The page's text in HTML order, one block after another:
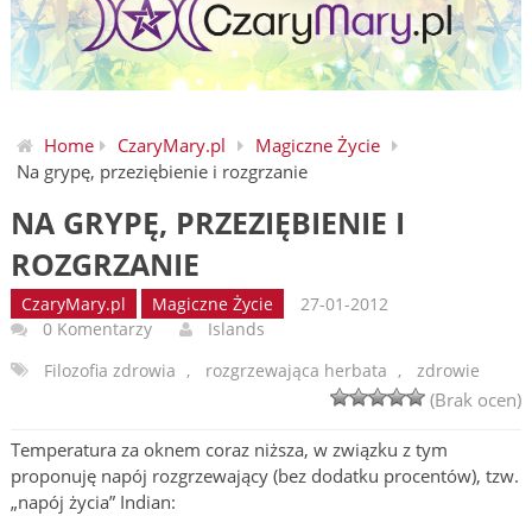
Home CzaryMary.pl
Magiczne Życie
Na grypę, przeziębienie i rozgrzanie
NA GRYPĘ, PRZEZIĘBIENIE I
ROZGRZANIE
CzaryMary.pl Magiczne Życie
27-01-2012
0 Komentarzy
Islands
Filozofia zdrowia , rozgrzewająca herbata , zdrowie
(Brak ocen)
Temperatura za oknem coraz niższa, w związku z tym
proponuję napój rozgrzewający (bez dodatku procentów), tzw.
„napój życia” Indian: